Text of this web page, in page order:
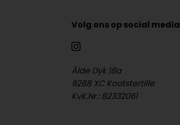
Volg ons op social media
Âlde Dyk 18a
9288 XC Kootstertille
KvK.Nr.: 82332061